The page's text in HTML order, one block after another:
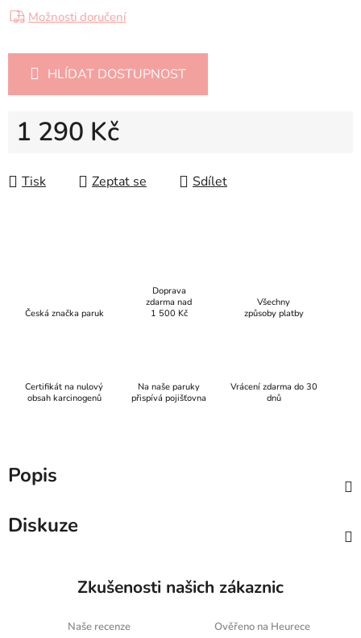
Možnosti doručení
HLÍDAT DOSTUPNOST
1 290 Kč
Tisk
Zeptat se Sdílet
Česká značka paruk
Doprava
zdarma nad
1 500 Kč
Všechny
způsoby platby
Certifikát na nulový
obsah karcinogenů
Na naše paruky
přispívá pojišťovna
Vrácení zdarma do 30
dnů
Popis
Diskuze
Zkušenosti našich zákaznic
Naše recenze Ověřeno na Heurece